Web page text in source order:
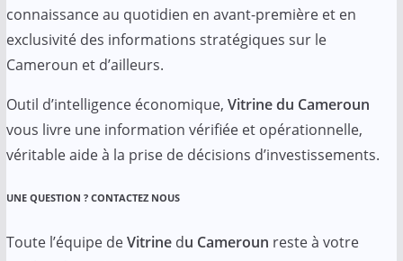
connaissance au quotidien en avant-première et en
exclusivité des informations stratégiques sur le
Cameroun et d’ailleurs.
Outil d’intelligence économique, Vitrine du Cameroun
vous livre une information vérifiée et opérationnelle,
véritable aide à la prise de décisions d’investissements.
UNE QUESTION ? CONTACTEZ NOUS
Toute l’équipe deVitrinedu Cameroun reste à votre